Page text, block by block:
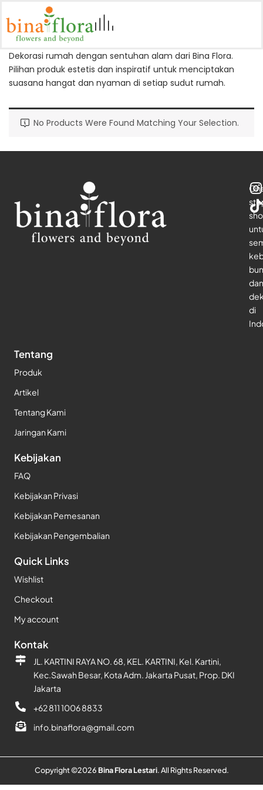
Dekorasi rumah dengan sentuhan alam dari Bina Flora.
Pilihan produk estetis dan inspiratif untuk menciptakan
suasana hangat dan nyaman di setiap sudut rumah.
No Products Were Found Matching Your Selection.
dan
di
Tentang
Produk
Artikel
Tentang Kami
Jaringan Kami
Kebijakan
FAQ
Kebijakan Privasi
Kebijakan Pemesanan
Kebijakan Pengembalian
Quick Links
Wishlist
Checkout
My account
Kontak
JL. KARTINI RAYA NO. 68, KEL. KARTINI, Kel. Kartini,
Kec.Sawah Besar, Kota Adm. Jakarta Pusat, Prop. DKI
Jakarta
+62 811 1006 8833
info.binaflora@gmail.com
Copyright ©2026 Bina Flora Lestari. All Rights Reserved.